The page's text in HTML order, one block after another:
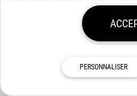
TOUS NOS
PERSONNALISER